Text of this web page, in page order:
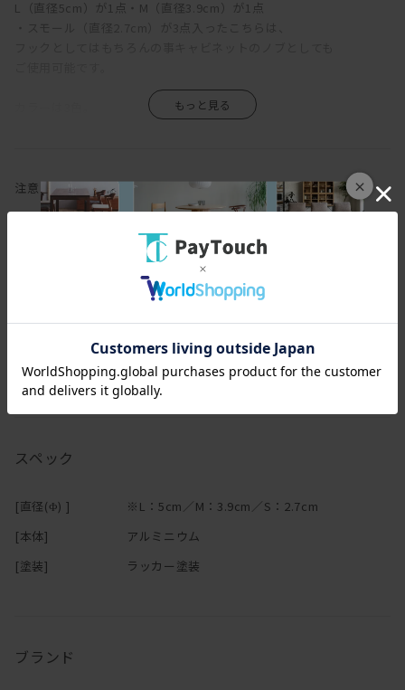
×
L（直径5cm）が1点・M（直径3.9cm）が1点
注意
・ネジの長さと設置する壁の厚みに十分ご注意して取付ください。
・取り付けられる場所：壁紙・布壁紙・ビニール壁紙張りなどの石
膏ボード壁、プリント合板などの板壁・柱、コンクリート壁寄りか
・取付工具は付属しませんので、ご準備をお願いいたします。
・屋内用の商品となりますので、屋外での設置はお避けください。
・貴重品や壊れやすいものは掛けないでください。
・本品に寄り掛かったり、乗ったりしないでください。脱落してケ
スペック
[直径(Φ) ]
※L：5cm／M：3.9cm／S：2.7cm
[本体]
アルミニウム
[塗装]
ラッカー塗装
ブランド